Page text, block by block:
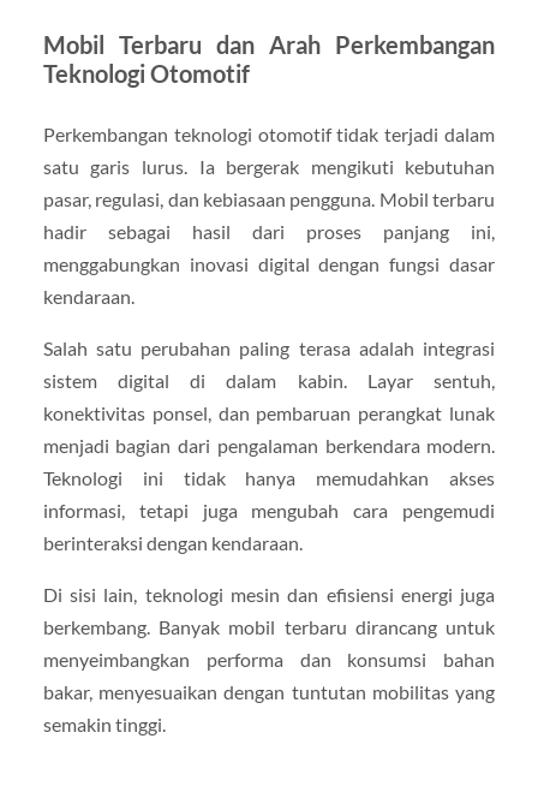
Mobil Terbaru dan Arah Perkembangan
Teknologi Otomotif
Perkembangan teknologi otomotif tidak terjadi dalam
satu garis lurus. Ia bergerak mengikuti kebutuhan
pasar, regulasi, dan kebiasaan pengguna. Mobil terbaru
hadir sebagai hasil dari proses panjang ini,
menggabungkan inovasi digital dengan fungsi dasar
kendaraan.
Salah satu perubahan paling terasa adalah integrasi
sistem digital di dalam kabin. Layar sentuh,
konektivitas ponsel, dan pembaruan perangkat lunak
menjadi bagian dari pengalaman berkendara modern.
Teknologi ini tidak hanya memudahkan akses
informasi, tetapi juga mengubah cara pengemudi
berinteraksi dengan kendaraan.
Di sisi lain, teknologi mesin dan efisiensi energi juga
berkembang. Banyak mobil terbaru dirancang untuk
menyeimbangkan performa dan konsumsi bahan
bakar, menyesuaikan dengan tuntutan mobilitas yang
semakin tinggi.